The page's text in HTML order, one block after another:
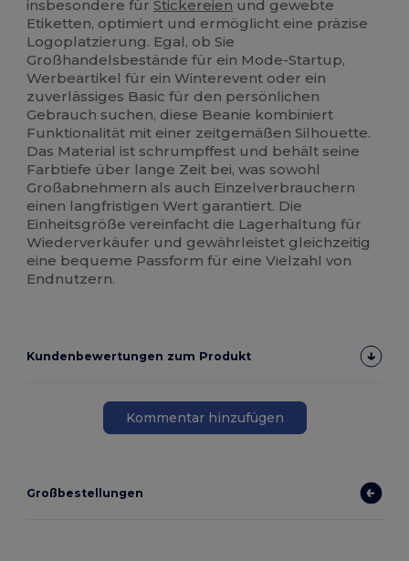
insbesondere fürStickereien und gewebte
Etiketten, optimiert und ermöglicht eine präzise
Logoplatzierung. Egal, ob Sie
Großhandelsbestände für ein Mode-Startup,
Werbeartikel für ein Winterevent oder ein
zuverlässiges Basic für den persönlichen
Gebrauch suchen, diese Beanie kombiniert
Funktionalität mit einer zeitgemäßen Silhouette.
Das Material ist schrumpffest und behält seine
Farbtiefe über lange Zeit bei, was sowohl
Großabnehmern als auch Einzelverbrauchern
einen langfristigen Wert garantiert. Die
Einheitsgröße vereinfacht die Lagerhaltung für
Wiederverkäufer und gewährleistet gleichzeitig
eine bequeme Passform für eine Vielzahl von
Endnutzern.
Kundenbewertungen zum Produkt
Kommentar hinzufügen
Großbestellungen